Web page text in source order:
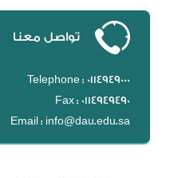
تواصل معنا
Telephone : 0114949000
Fax : 0114949490
Email : info@dau.edu.sa